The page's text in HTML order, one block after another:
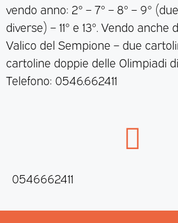
vendo anno: 2° – 7° – 8° – 9°
diverse) – 11° e 13°. Vendo anche
Valico del Sempione – due
cartoline doppie delle Olimpiadi
Telefono: 0546.662411
0546662411